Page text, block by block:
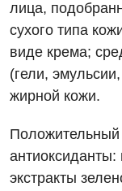
Энциклопедия
Отзывы
Компьютерная
Маммография
Дневной
Онкологическое
Отдел
Отделение
Декларирование
лица,
сухого типа
виде крема;
(гели,
жирной кожи.
экстракты